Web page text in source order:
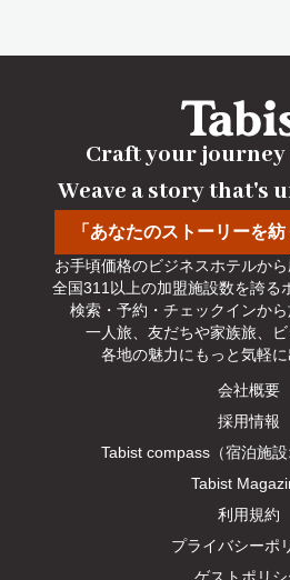
「あなたのストーリーを
Craft your journey
Weave a story that's
お手頃価格のビジネスホテルから
全国311以上の加盟施設数を誇る
検索・予約・チェックインから
一人旅、友だちや家族旅、ビ
各地の魅力にもっと気軽に
会社概要
採用情報
Tabist compass（宿泊施設
Tabist
利用規約
プライバシーポ